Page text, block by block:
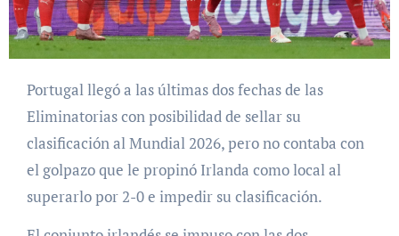
Portugal llegó a las últimas dos fechas de las
Eliminatorias con posibilidad de sellar su
clasificación al Mundial 2026, pero no contaba con
el golpazo que le propinó Irlanda como local al
superarlo por 2-0 e impedir su clasificación.